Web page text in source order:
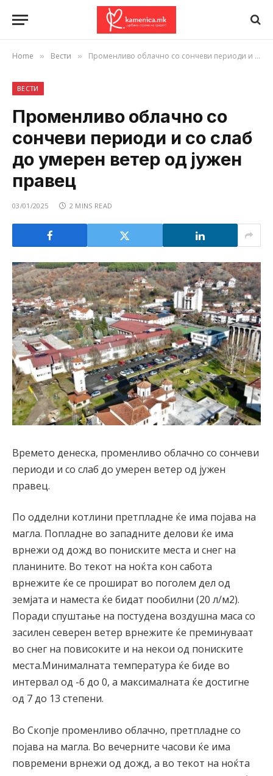
Home » Вести » Променливо облачно со сончеви периоди и со слаб до умерен ветер од јужен правец
ВЕСТИ
Променливо облачно со
сончеви периоди и со слаб
до умерен ветер од јужен
правец
03/01/2025 2 MINS READ
Времето денеска, променливо облачно со сончеви
периоди и со слаб до умерен ветер од јужен
правец.
По одделни котлини претпладне ќе има појава на
магла. Попладне во западните делови ќе има
врнежи од дожд во пониските места и снег на
планините. Во текот на ноќта кон сабота
врнежите ќе се прошират во поголем дел од
земјата и наместа ќе бидат пообилни (20 л/м2).
Поради спуштање на постудена воздушна маса со
засилен северен ветер врнежите ќе преминуваат
во снег на повисоките и на некои од пониските
места.Минималната температура ќе биде во
интервал од -6 до 0, а максималната ќе достигне
од 7 до 13 степени.
Во Скопје променливо облачно, претпладне со
појава на магла. Во вечерните часови ќе има
повремени врнежи од дожд, а во текот на ноќта